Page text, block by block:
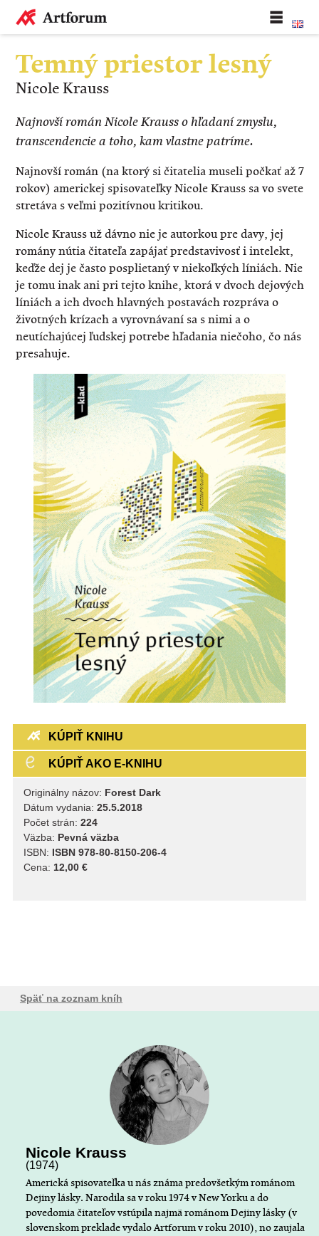
Temný priestor lesný
Nicole Krauss
Najnovší román Nicole Krauss o hľadaní zmyslu,
transcendencie a toho, kam vlastne patríme.
Najnovší román (na ktorý si čitatelia museli počkať až 7
rokov) americkej spisovateľky Nicole Krauss sa vo svete
stretáva s veľmi pozitívnou kritikou.
Nicole Krauss už dávno nie je autorkou pre davy, jej
romány nútia čitateľa zapájať predstavivosť i intelekt,
keďže dej je často posplietaný v niekoľkých líniách. Nie
je tomu inak ani pri tejto knihe, ktorá v dvoch dejových
líniách a ich dvoch hlavných postavách rozpráva o
životných krízach a vyrovnávaní sa s nimi a o
neutíchajúcej ľudskej potrebe hľadania niečoho, čo nás
presahuje.
KÚPIŤ KNIHU
KÚPIŤ AKO E-KNIHU
Originálny názov: Forest Dark
Dátum vydania: 25.5.2018
Počet strán: 224
Väzba: Pevná väzba
ISBN: ISBN 978-80-8150-206-4
Cena: 12,00 €
Späť na zoznam kníh
Nicole Krauss
(1974)
Americká spisovateľka u nás známa predovšetkým románom
Dejiny lásky. Narodila sa v roku 1974 v New Yorku a do
povedomia čitateľov vstúpila najmä románom Dejiny lásky (v
slovenskom preklade vydalo Artforum v roku 2010), no zaujala